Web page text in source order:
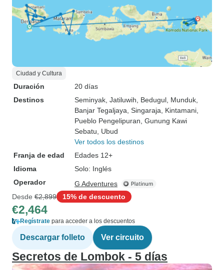
Ciudad y Cultura
Duración
20 días
Destinos
Seminyak , Jatiluwih , Bedugul , Munduk
Banjar Tegaljaya , Singaraja , Kintamani
Pueblo Pengelipuran , Gunung Kawi
Sebatu , Ubud
Ver todos los destinos
Franja de edad
Edades 12+
Idioma
Solo: Inglés
Operador
G Adventures
Desde €2,899 15% de descuento
€2,464
Regístrate para acceder a los descuentos
Descargar folleto Ver circuito
Secretos de Lombok - 5 días